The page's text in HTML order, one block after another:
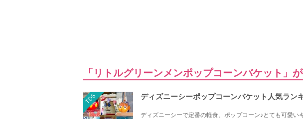
「リトルグリーンメンポップコーンバケット」
TDS ディズニーシーポップコーンバケット人気ラン
ディズニーシーで定番の軽食、ポップコーン♪とても可愛